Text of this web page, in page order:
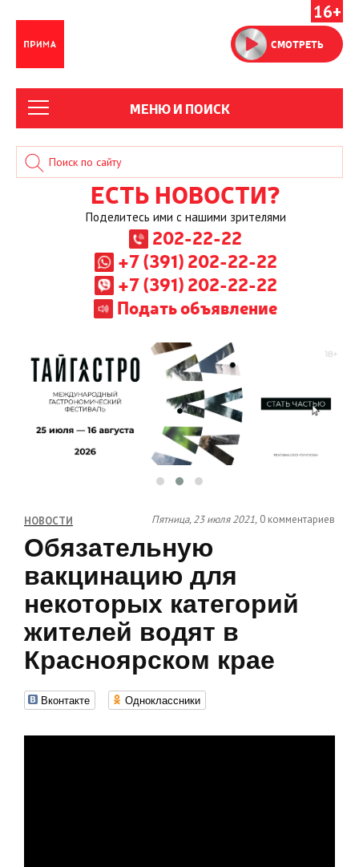
16+
СМОТРЕТЬ
МЕНЮ И ПОИСК
ЕСТЬ НОВОСТИ?
Поделитесь ими с нашими зрителями
202-22-22
+7 (391) 202-22-22
+7 (391) 202-22-22
Подать объявление
НОВОСТИ Пятница, 23 июля 2021, 0 комментариев
Обязательную
вакцинацию для
некоторых категорий
жителей водят в
Красноярском крае
Вконтакте Одноклассники